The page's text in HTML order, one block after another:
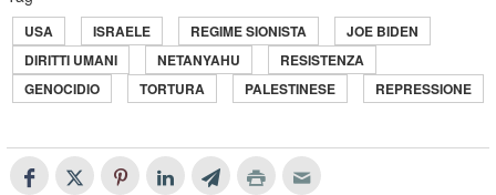
USA ISRAELE REGIME SIONISTA
JOE BIDEN
DIRITTI UMANI
NETANYAHU
RESISTENZA
GENOCIDIO
TORTURA PALESTINESE REPRESSIONE